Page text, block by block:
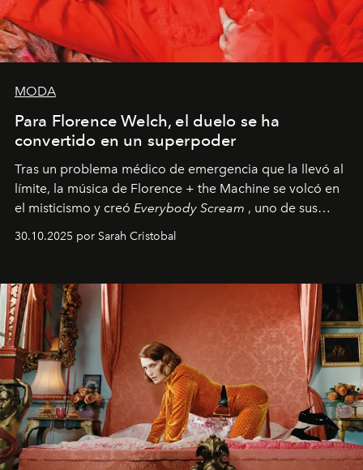
MODA
Para Florence Welch, el duelo se ha
convertido en un superpoder
Tras un problema médico de emergencia que la llevó al
límite, la música de Florence + the Machine se volcó en
el misticismo y creó Everybody Scream , uno de sus
álbumes más profundos hasta la fecha.
30.10.2025 por Sarah Cristobal